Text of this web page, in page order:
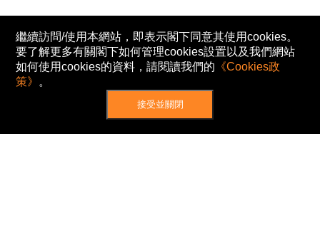
繼續訪問/使用本網站，即表示閣下同意其使用cookies。
要了解更多有關閣下如何管理cookies設置以及我們網站
如何使用cookies的資料，請閱讀我們的 《Cookies政
策》 。
接受並關閉